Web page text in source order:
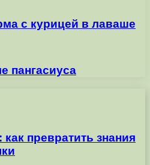
с курицей в лаваше
пангасиуса
как превратить знания